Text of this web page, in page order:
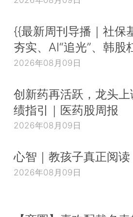
{{最新周刊导播｜社保
夯实、AI“追光”、韩股
2026年08月09日
创新药再活跃，龙头
绩指引｜医药股周报
2026年08月09日
心智｜教孩子真正阅读
2026年08月09日